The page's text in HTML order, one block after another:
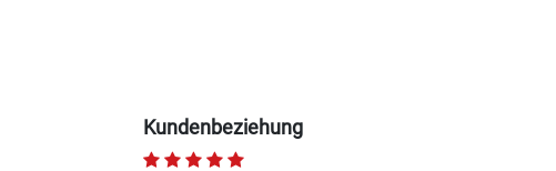
Kundenbeziehung